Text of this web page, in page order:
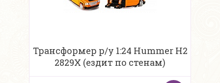
Трансформер р/у 1:24 Hummer H2
2829X (ездит по стенам)